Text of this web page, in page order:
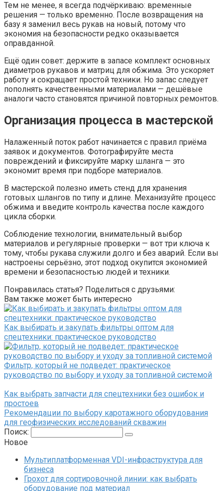
Тем не менее, я всегда подчёркиваю: временные
решения — только временно. После возвращения на
базу я заменил весь рукав на новый, потому что
экономия на безопасности редко оказывается
оправданной.
Ещё один совет: держите в запасе комплект основных
диаметров рукавов и матриц для обжима. Это ускоряет
работу и сокращает простой техники. Но запас следует
пополнять качественными материалами — дешёвые
аналоги часто становятся причиной повторных ремонтов.
Организация процесса в мастерской
Налаженный поток работ начинается с правил приёма
заявок и документов. Фотографируйте места
повреждений и фиксируйте марку шланга — это
экономит время при подборе материалов.
В мастерской полезно иметь стенд для хранения
готовых шлангов по типу и длине. Механизуйте процесс
обжима и введите контроль качества после каждого
цикла сборки.
Соблюдение технологии, внимательный выбор
материалов и регулярные проверки — вот три ключа к
тому, чтобы рукава служили долго и без аварий. Если вы
настроены серьёзно, этот подход окупится экономией
времени и безопасностью людей и техники.
Понравилась статья? Поделиться с друзьями:
Вам также может быть интересно
Как выбирать и закупать фильтры оптом для
спецтехники: практическое руководство
Фильтр, который не подведет: практическое
руководство по выбору и уходу за топливной системой
Как выбрать запчасти для спецтехники без ошибок и
простоев
Рекомендации по выбору каротажного оборудования
для геофизических исследований скважин
Поиск:
Новое
Мультиплатформенная VDI-инфраструктура для
бизнеса
Грохот для сортировочной линии: как выбрать
оборудование под материал